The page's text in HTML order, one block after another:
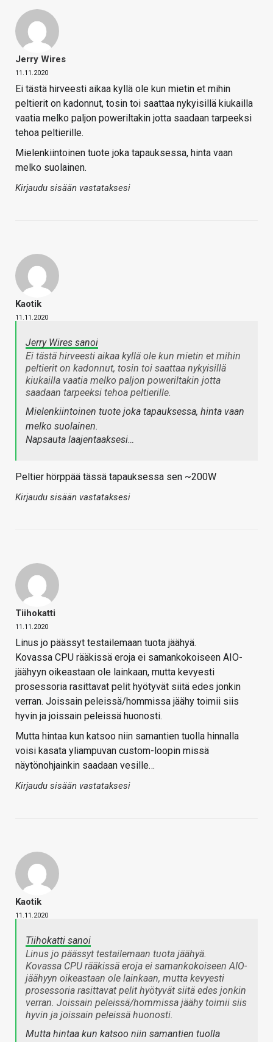
Jerry Wires
11.11.2020
Ei tästä hirveesti aikaa kyllä ole kun mietin et mihin
peltierit on kadonnut, tosin toi saattaa nykyisillä kiukailla
vaatia melko paljon poweriltakin jotta saadaan tarpeeksi
tehoa peltierille.
Mielenkiintoinen tuote joka tapauksessa, hinta vaan
melko suolainen.
Kirjaudu sisään vastataksesi
Kaotik
11.11.2020
Jerry Wires sanoi
Ei tästä hirveesti aikaa kyllä ole kun mietin et mihin
peltierit on kadonnut, tosin toi saattaa nykyisillä
kiukailla vaatia melko paljon poweriltakin jotta
saadaan tarpeeksi tehoa peltierille.
Mielenkiintoinen tuote joka tapauksessa, hinta vaan
melko suolainen.
Napsauta laajentaaksesi…
Peltier hörppää tässä tapauksessa sen ~200W
Kirjaudu sisään vastataksesi
Tiihokatti
11.11.2020
Linus jo päässyt testailemaan tuota jäähyä.
Kovassa CPU rääkissä eroja ei samankokoiseen AIO-
jäähyyn oikeastaan ole lainkaan, mutta kevyesti
prosessoria rasittavat pelit hyötyvät siitä edes jonkin
verran. Joissain peleissä/hommissa jäähy toimii siis
hyvin ja joissain peleissä huonosti.
Mutta hintaa kun katsoo niin samantien tuolla hinnalla
voisi kasata yliampuvan custom-loopin missä
näytönohjainkin saadaan vesille…
Kirjaudu sisään vastataksesi
Kaotik
11.11.2020
Tiihokatti sanoi
Linus jo päässyt testailemaan tuota jäähyä.
Kovassa CPU rääkissä eroja ei samankokoiseen AIO-
jäähyyn oikeastaan ole lainkaan, mutta kevyesti
prosessoria rasittavat pelit hyötyvät siitä edes jonkin
verran. Joissain peleissä/hommissa jäähy toimii siis
hyvin ja joissain peleissä huonosti.
Mutta hintaa kun katsoo niin samantien tuolla